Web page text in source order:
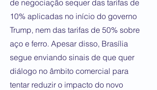
de negociação sequer das tarifas de
10% aplicadas no início do governo
Trump, nem das tarifas de 50% sobre
aço e ferro. Apesar disso, Brasília
segue enviando sinais de que quer
diálogo no âmbito comercial para
tentar reduzir o impacto do novo